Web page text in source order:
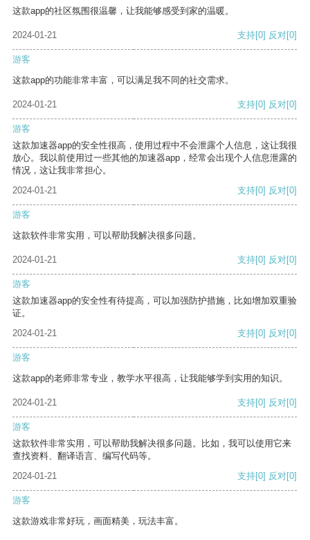
这款app的社区氛围很温馨，让我能够感受到家的温暖。
2024-01-21 支持[0] 反对[0]
游客
这款app的功能非常丰富，可以满足我不同的社交需求。
2024-01-21 支持[0] 反对[0]
游客
这款加速器app的安全性很高，使用过程中不会泄露个人信息，这让我很
放心。我以前使用过一些其他的加速器app，经常会出现个人信息泄露的
情况，这让我非常担心。
2024-01-21
支持[0] 反对[0]
游客
这款软件非常实用，可以帮助我解决很多问题。
2024-01-21 支持[0] 反对[0]
游客
这款加速器app的安全性有待提高，可以加强防护措施，比如增加双重验
证。
2024-01-21
支持[0] 反对[0]
游客
这款app的老师非常专业，教学水平很高，让我能够学到实用的知识。
2024-01-21 支持[0] 反对[0]
游客
这款软件非常实用，可以帮助我解决很多问题。比如，我可以使用它来
查找资料、翻译语言、编写代码等。
2024-01-21
支持[0] 反对[0]
游客
这款游戏非常好玩，画面精美，玩法丰富。